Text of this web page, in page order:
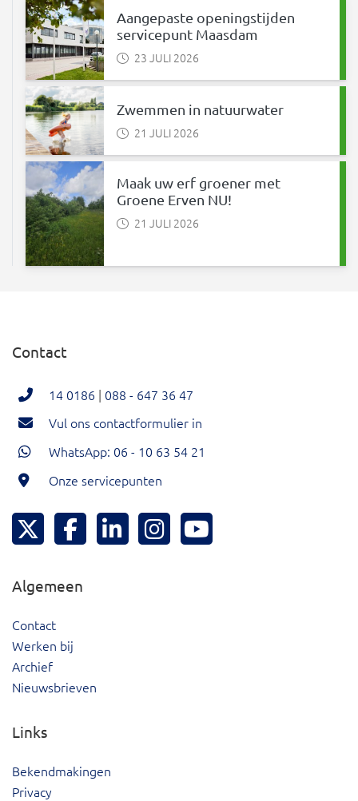
Aangepaste openingstijden
servicepunt Maasdam
23 JULI 2026
Zwemmen in natuurwater
21 JULI 2026
Maak uw erf groener met
Groene Erven NU!
21 JULI 2026
Contact
14 0186 | 088 - 647 36 47
Vul ons contactformulier in
WhatsApp: 06 - 10 63 54 21
Onze servicepunten
Hoeksche Waard Twitter
Hoeksche Waard Facebook
Hoeksche Waard LinkedIn
Hoeksche Waard Instagram
Algemeen
Contact
Werken bij
Archief
Nieuwsbrieven
Links
Bekendmakingen
Privacy